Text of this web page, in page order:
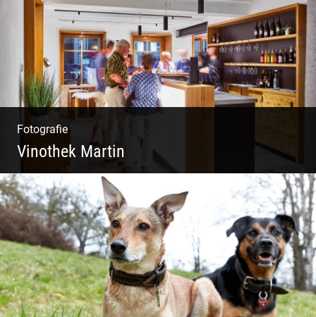
Fotografie
Vinothek Martin
Shooting Vinothek und Ferienwohnung